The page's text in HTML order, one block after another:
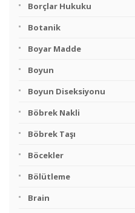
Borçlar Hukuku
Botanik
Boyar Madde
Boyun
Boyun Diseksiyonu
Böbrek Nakli
Böbrek Taşı
Böcekler
Bölütleme
Brain